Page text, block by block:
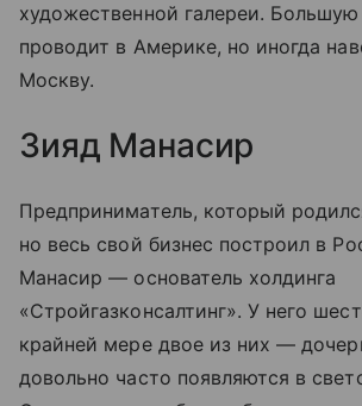
художественной галереи.
проводит в Америке, но иногда
Москву.
Зияд Манасир
Предприниматель, который
но весь свой бизнес построил в
Манасир — основатель холдинга
«Стройгазконсалтинг». У него
крайней мере двое из них —
довольно часто появляются в